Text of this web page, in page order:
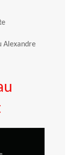
Alexandre